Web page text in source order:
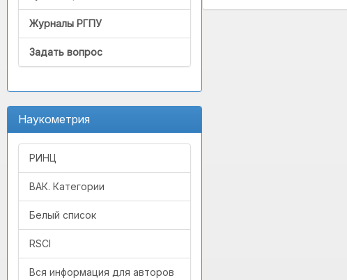
Журналы РГПУ
Задать вопрос
Наукометрия
РИНЦ
ВАК. Категории
Белый список
RSCI
Вся информация для авторов